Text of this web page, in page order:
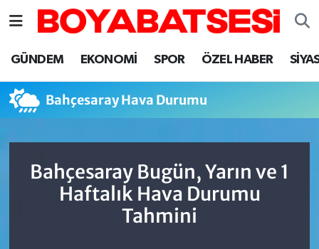
GÜNDEM EKONOMİ SPOR ÖZEL HABER
Bahçesaray Hava Durumu
Bahçesaray Bugün, Yarın ve 1
Haftalık Hava Durumu
Tahmini
Sinop Nöbetçi Eczaneler
Sinop Hava Durumu
Sinop Trafik Yoğunluk Haritası
Süper Lig Puan Durumu ve Fikstür